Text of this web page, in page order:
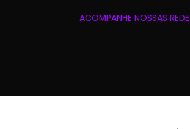
ACOMPANHE NOSSAS